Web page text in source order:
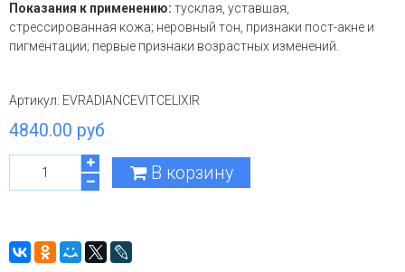
Показания к применению: тусклая, уставшая,
стрессированная кожа; неровный тон, признаки пост-акне и
пигментации; первые признаки возрастных изменений.
Артикул: EVRADIANCEVITCELIXIR
4840.00 руб
В корзину